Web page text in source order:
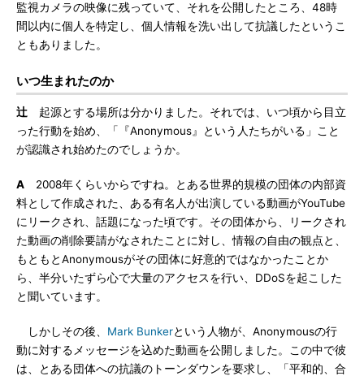
監視カメラの映像に残っていて、それを公開したところ、48時
間以内に個人を特定し、個人情報を洗い出して抗議したというこ
ともありました。
いつ生まれたのか
辻 起源とする場所は分かりました。それでは、いつ頃から目立
った行動を始め、「『Anonymous』という人たちがいる」こと
が認識され始めたのでしょうか。
A 2008年くらいからですね。とある世界的規模の団体の内部資
料として作成された、ある有名人が出演している動画がYouTube
にリークされ、話題になった頃です。その団体から、リークされ
た動画の削除要請がなされたことに対し、情報の自由の観点と、
もともとAnonymousがその団体に好意的ではなかったことか
ら、半分いたずら心で大量のアクセスを行い、DDoSを起こした
と聞いています。
しかしその後、 Mark Bunkerという人物が、Anonymousの行
動に対するメッセージを込めた動画を公開しました。この中で彼
は、とある団体への抗議のトーンダウンを要求し、「平和的、合